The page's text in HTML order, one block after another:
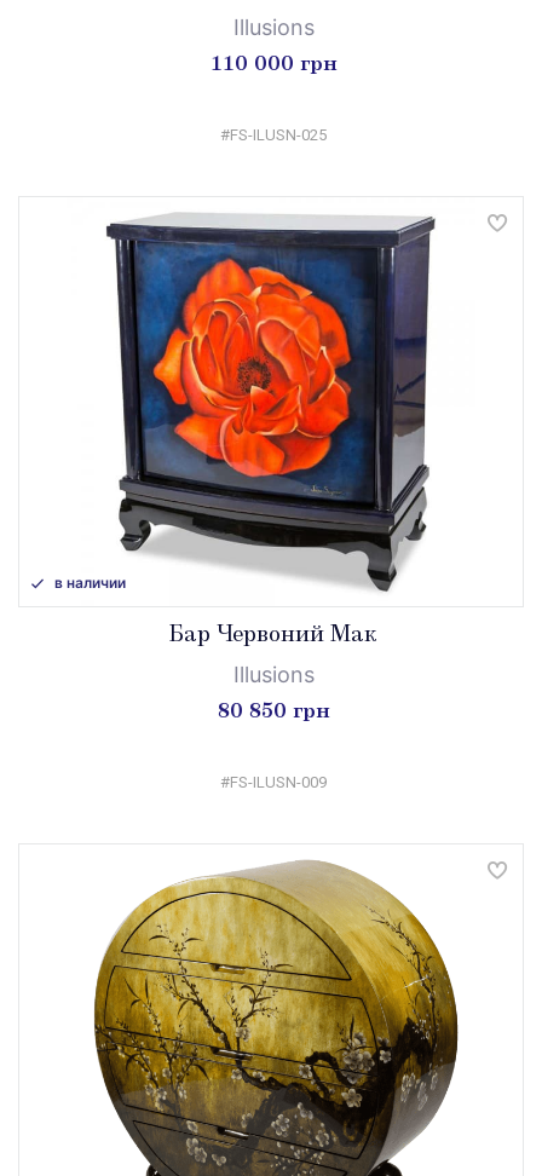
Illusions
110 000 грн
#FS-ILUSN-025
в наличии
Бар Червоний Мак
Illusions
80 850 грн
#FS-ILUSN-009